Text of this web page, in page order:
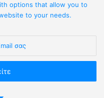
options that allow you to
to your needs.